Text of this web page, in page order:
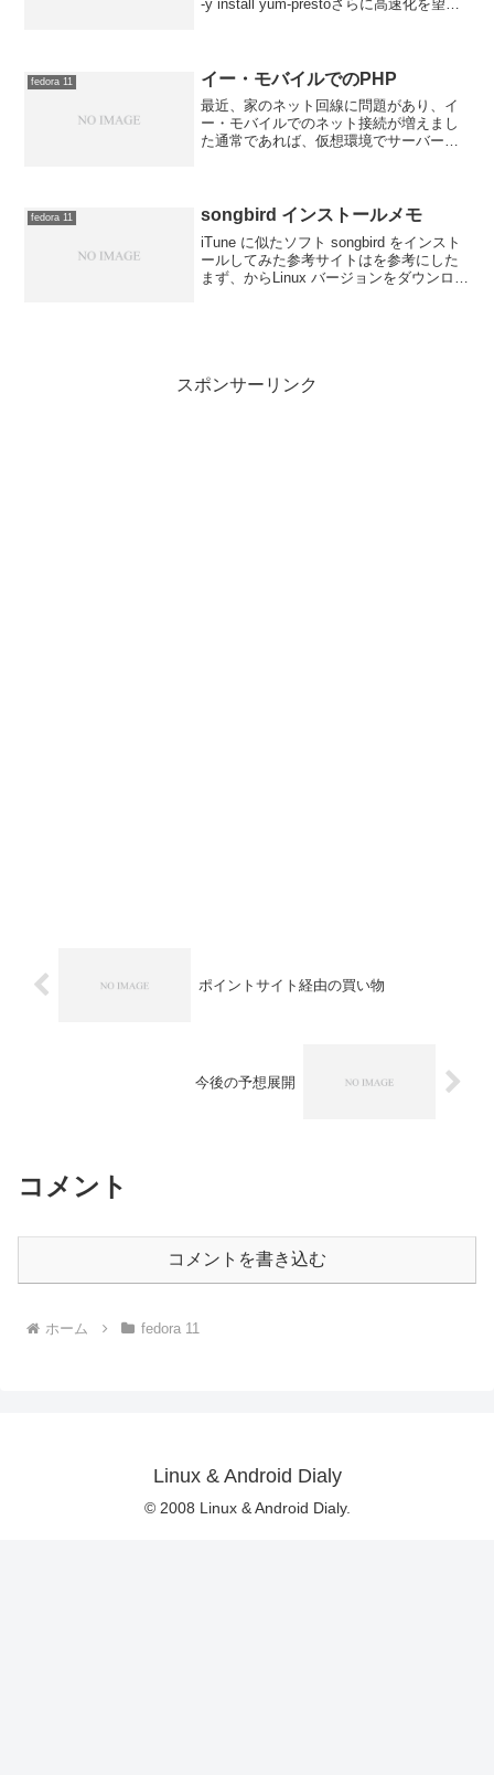
-y install yum-prestoさらに高速化を望む
fedora 11 イー・モバイルでのPHP
最近、家のネット回線に問題があり、イ
ー・モバイルでのネット接続が増えまし
た通常であれば、仮想環境でサーバー構
で行うことにし...
fedora 11 songbird インストールメモ
iTune に似たソフト songbird をインスト
ールしてみた参考サイトはを参考にした
まず、からLinux バージョンをダウンロー
スポンサーリンク
ポイントサイト経由の買い物
今後の予想展開
コメント
コメントを書き込む
ホーム fedora 11
Linux & Android Dialy
© 2008 Linux & Android Dialy.